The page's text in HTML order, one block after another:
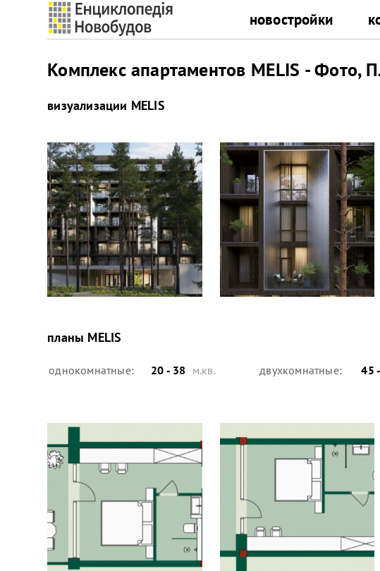
новостройки
Комплекс апартаментов MELIS - Фото,
визуализации MELIS
планы MELIS
однокомнатные: 20 - 38 м.кв. двухкомнатные: 45